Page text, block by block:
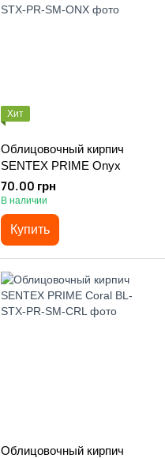
Хит
Облицовочный кирпич
SENTEX PRIME Onyx
70.00 грн
В наличии
Купить
Облицовочный кирпич